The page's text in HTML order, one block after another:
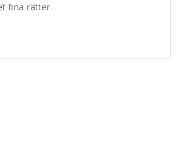
fina rätter.